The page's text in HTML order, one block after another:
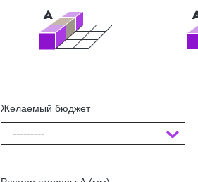
Желаемый бюджет
---------